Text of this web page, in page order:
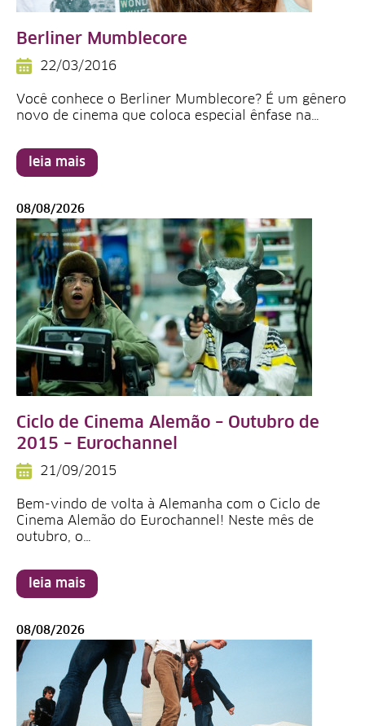
Berliner Mumblecore
22/03/2016
Você conhece o Berliner Mumblecore? É um gênero
novo de cinema que coloca especial ênfase na…
leia mais
08/08/2026
Ciclo de Cinema Alemão – Outubro de
2015 – Eurochannel
21/09/2015
Bem-vindo de volta à Alemanha com o Ciclo de
Cinema Alemão do Eurochannel! Neste mês de
outubro, o…
leia mais
08/08/2026